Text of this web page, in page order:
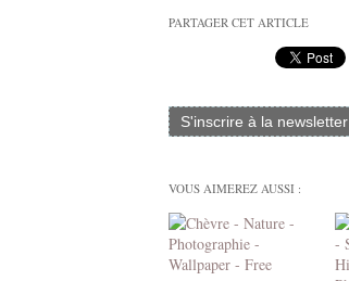
PARTAGER CET ARTICLE
S'inscrire à la newsletter
VOUS AIMEREZ AUSSI :